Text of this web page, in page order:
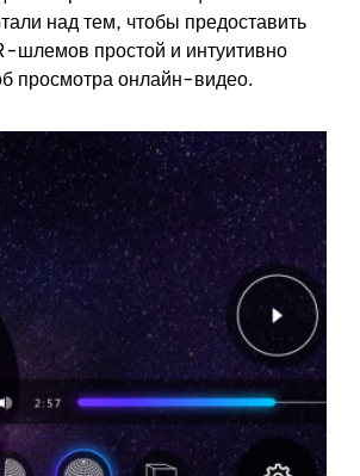
над тем, чтобы предоставить
шлемов простой и интуитивно
просмотра онлайн-видео.